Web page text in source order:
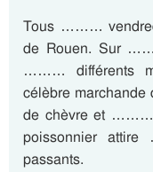
Tous ………
de Rouen. Sur
……… différents
célèbre
de chèvre et
poissonnier
passants.